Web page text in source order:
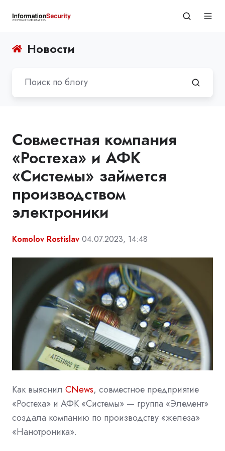
Новости
Совместная компания
«Ростеха» и АФК
«Системы» займется
производством
электроники
Komolov Rostislav 04.07.2023, 14:48
Как выяснил CNews, совместное предприятие
«Ростеха» и АФК «Системы» — группа «Элемент»
создала компанию по производству «железа»
«Нанотроника».